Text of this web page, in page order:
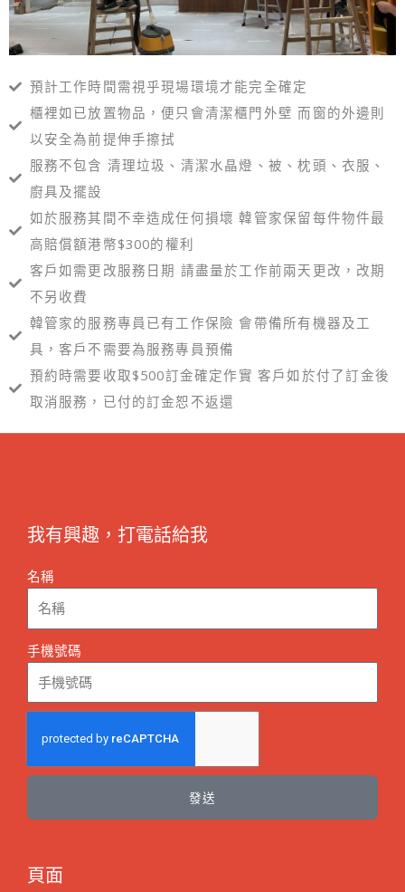
預計工作時間需視乎現場環境才能完全確定
櫃裡如已放置物品，便只會清潔櫃門外壁 而窗的外邊則
以安全為前提伸手擦拭
服務不包含 清理垃圾、清潔水晶燈、被、枕頭、衣服、
廚具及擺設
如於服務其間不幸造成任何損壞 韓管家保留每件物件最
高賠償額港幣$300的權利
客戶如需更改服務日期 請盡量於工作前兩天更改，改期
不另收費
韓管家的服務專員已有工作保險 會帶備所有機器及工
具，客戶不需要為服務專員預備
預約時需要收取$500訂金確定作實 客戶如於付了訂金後
取消服務，已付的訂金恕不返還
我有興趣，打電話給我
名稱
手機號碼
發送
頁面